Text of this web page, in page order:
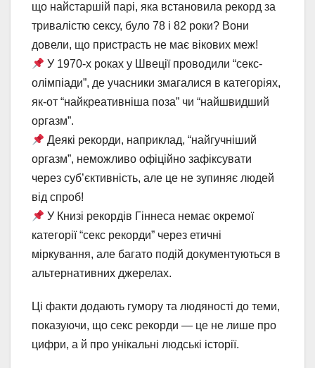
що найстаршій парі, яка встановила рекорд за
тривалістю сексу, було 78 і 82 роки? Вони
довели, що пристрасть не має вікових меж!
У 1970-х роках у Швеції проводили “секс-
олімпіади”, де учасники змагалися в категоріях,
як-от “найкреативніша поза” чи “найшвидший
оргазм”.
Деякі рекорди, наприклад, “найгучніший
оргазм”, неможливо офіційно зафіксувати
через суб’єктивність, але це не зупиняє людей
від спроб!
У Книзі рекордів Гіннеса немає окремої
категорії “секс рекорди” через етичні
міркування, але багато подій документуються в
альтернативних джерелах.
Ці факти додають гумору та людяності до теми,
показуючи, що секс рекорди — це не лише про
цифри, а й про унікальні людські історії.